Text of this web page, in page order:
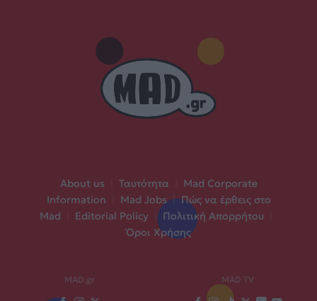
About us Ταυτότητα
Mad Corporate
Information
Mad Jobs | Πώς να έρθεις στο
Mad
Editorial Policy Πολιτική Απορρήτου
Όροι Χρήσης
MAD.gr MAD TV